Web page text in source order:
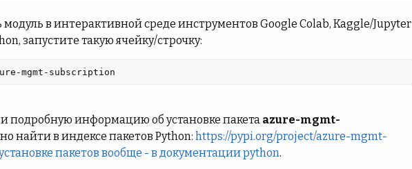
модуль в интерактивной среде инструментов Google Colab, Kaggle/Jupyter
запустите такую ячейку/строчку:
mgmt-subscription
подробную информацию об установке пакета azure-mgmt-
найти в индексе пакетов Python: https://pypi.org/project/azure-mgmt-
пакетов вообще - в документации python.